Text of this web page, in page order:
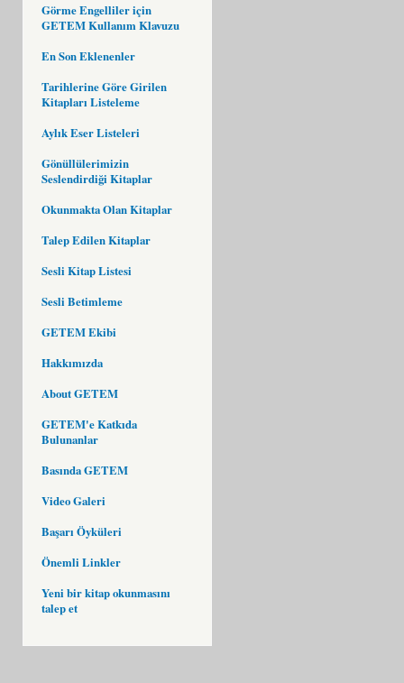
Görme Engelliler için
GETEM Kullanım Klavuzu
En Son Eklenenler
Tarihlerine Göre Girilen
Kitapları Listeleme
Aylık Eser Listeleri
Gönüllülerimizin
Seslendirdiği Kitaplar
Okunmakta Olan Kitaplar
Talep Edilen Kitaplar
Sesli Kitap Listesi
Sesli Betimleme
GETEM Ekibi
Hakkımızda
About GETEM
GETEM'e Katkıda
Bulunanlar
Basında GETEM
Video Galeri
Başarı Öyküleri
Önemli Linkler
Yeni bir kitap okunmasını
talep et